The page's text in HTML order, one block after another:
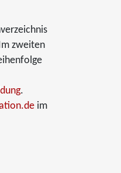
zweiten
.
im